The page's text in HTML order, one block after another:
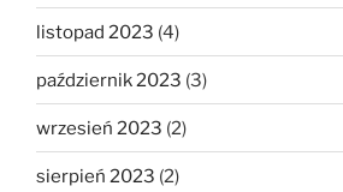
listopad 2023 (4)
październik 2023 (3)
wrzesień 2023 (2)
sierpień 2023 (2)